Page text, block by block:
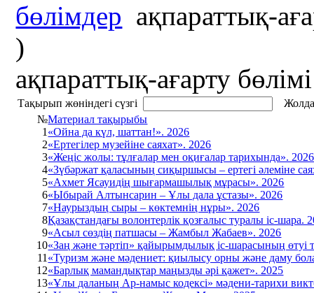
бөлімдер ақпараттық-
)
ақпараттық-ағарту
Тақырып жөніндегі сүзгі
№Материал тақырыбы
1«Ойна да күл, шаттан!». 2026
2«Ертегілер музейіне саяхат». 2026
3«Жеңіс жолы: тұлғалар мен оқиғалар тарихында». 2026
4«Зүбәржат қаласының сиқыршысы – ертегі әлеміне
5«Ахмет Ясауидің шығармашылық мұрасы». 2026
6«Ыбырай Алтынсарин – Ұлы дала ұстазы». 2026
7«Наурыздың сыры – көктемнің нұры». 2026
8Қазақстандағы волонтерлік қозғалыс туралы іс-шара.
9«Асыл сөздің патшасы – Жамбыл Жабаев». 2026
10«Заң және тәртіп» қайырымдылық іс-шарасының өтуі
11«Туризм және мәдениет: қиылысу орны және даму
12«Барлық мамандықтар маңызды әрі қажет». 2025
13«Ұлы даланың Ар-намыс кодексі» мәдени-тарихи